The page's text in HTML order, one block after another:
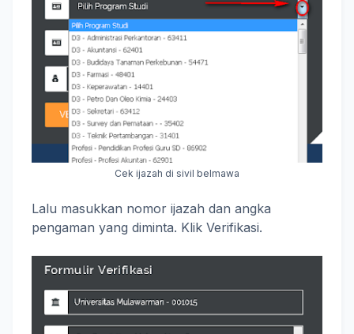
Cek ijazah di sivil belmawa
Lalu masukkan nomor ijazah dan angka
pengaman yang diminta. Klik Verifikasi.